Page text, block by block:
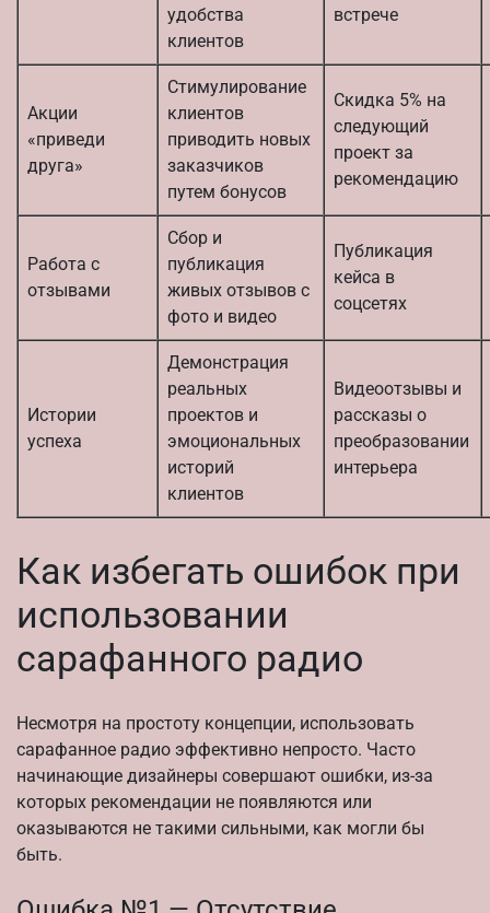
удобства
клиентов
встрече
Акции
«приведи
друга»
Стимулирование
клиентов
приводить новых
заказчиков
путем бонусов
Скидка 5% на
следующий
проект за
рекомендацию
Работа с
отзывами
Сбор и
публикация
живых отзывов с
фото и видео
Публикация
кейса в
соцсетях
Истории
успеха
Демонстрация
реальных
проектов и
эмоциональных
историй
клиентов
Видеоотзывы и
рассказы о
преобразовании
интерьера
Как избегать ошибок при
использовании
сарафанного радио
Несмотря на простоту концепции, использовать
сарафанное радио эффективно непросто. Часто
начинающие дизайнеры совершают ошибки, из-за
которых рекомендации не появляются или
оказываются не такими сильными, как могли бы
быть.